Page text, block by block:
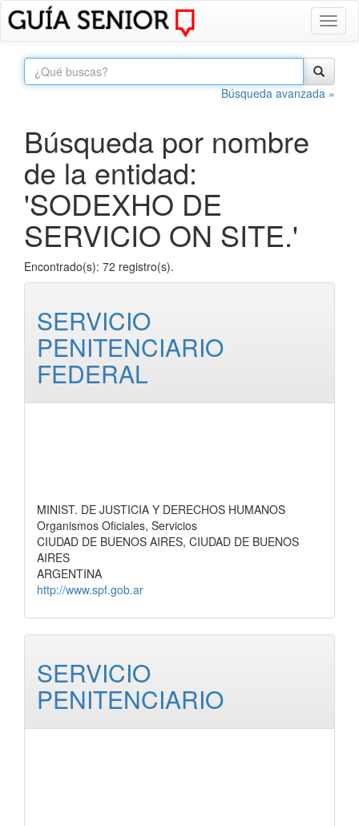
Búsqueda avanzada »
Búsqueda por nombre
de la entidad:
'SODEXHO DE
SERVICIO ON SITE.'
Encontrado(s): 72 registro(s).
SERVICIO
PENITENCIARIO
FEDERAL
MINIST. DE JUSTICIA Y DERECHOS HUMANOS
Organismos Oficiales, Servicios
CIUDAD DE BUENOS AIRES, CIUDAD DE BUENOS
AIRES
ARGENTINA
http://www.spf.gob.ar
SERVICIO
PENITENCIARIO